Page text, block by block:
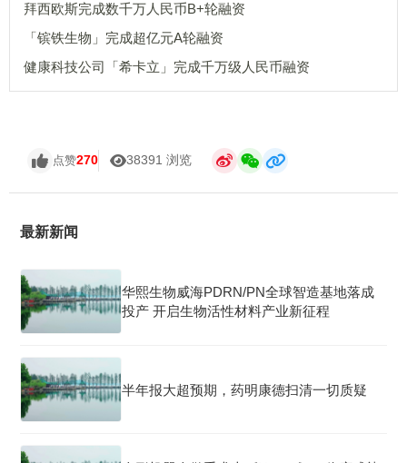
拜西欧斯完成数千万人民币B+轮融资
「镔铁生物」完成超亿元A轮融资
健康科技公司「希卡立」完成千万级人民币融资
点赞270 38391 浏览
最新新闻
华熙生物威海PDRN/PN全球智造基地落成
投产 开启生物活性材料产业新征程
半年报大超预期，药明康德扫清一切质疑